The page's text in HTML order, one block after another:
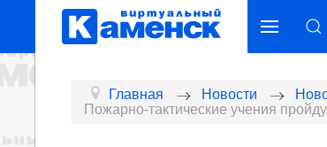
Главная Новости
Пожарно-тактические учения